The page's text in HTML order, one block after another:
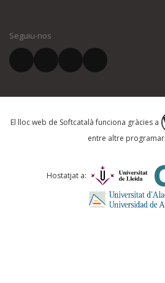
El vostre correu electrònic *
Què proposeu?
Comentari *
Seguiu-nos
El lloc web de Softcatalà funciona gràcies a
entre altre
Hostatjat a: